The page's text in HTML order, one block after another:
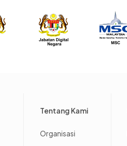
Tentang Kami
Organisasi